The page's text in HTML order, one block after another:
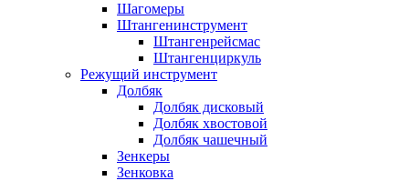
Шагомеры
Штангенинструмент
Штангенрейсмас
Штангенциркуль
Режущий инструмент
Долбяк
Долбяк дисковый
Долбяк хвостовой
Долбяк чашечный
Зенкеры
Зенковка